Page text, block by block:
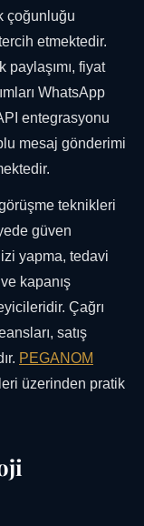
çoğunluğu
etmektedir.
paylaşımı, fiyat
WhatsApp
entegrasyonu
mesaj gönderimi
teknikleri
güven
yapma, tedavi
kapanış
Çağrı
satış
PEGANOM
üzerinden pratik